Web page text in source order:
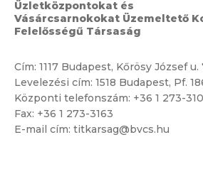
Üzletközpontokat és
Vásárcsarnokokat Üzemeltető
Felelősségű Társaság
Cím: 1117 Budapest, Kőrösy József u.
Levelezési cím: 1518 Budapest, Pf.
Központi telefonszám: +36 1 273-
Fax: +36 1 273-3163
E-mail cím: titkarsag@bvcs.hu